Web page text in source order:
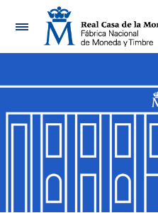
Navegación
Mostrar/Ocultar
Mostrar/Ocultar
Mostrar/Ocultar